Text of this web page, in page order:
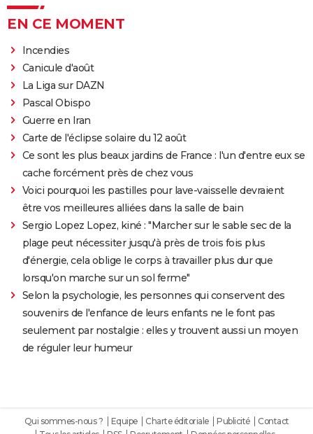
EN CE MOMENT
Incendies
Canicule d'août
La Liga sur DAZN
Pascal Obispo
Guerre en Iran
Carte de l'éclipse solaire du 12 août
Ce sont les plus beaux jardins de France : l'un d'entre eux se
cache forcément près de chez vous
Voici pourquoi les pastilles pour lave-vaisselle devraient
être vos meilleures alliées dans la salle de bain
Sergio Lopez Lopez, kiné : "Marcher sur le sable sec de la
plage peut nécessiter jusqu'à près de trois fois plus
d'énergie, cela oblige le corps à travailler plus dur que
lorsqu'on marche sur un sol ferme"
Selon la psychologie, les personnes qui conservent des
souvenirs de l'enfance de leurs enfants ne le font pas
seulement par nostalgie : elles y trouvent aussi un moyen
de réguler leur humeur
Qui sommes-nous ? Equipe Charte éditoriale Publicité
Contact